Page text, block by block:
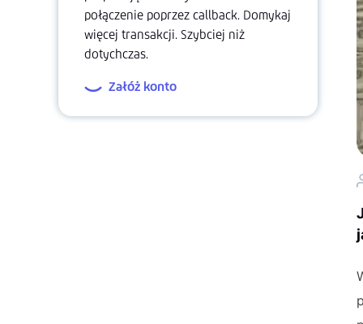
połączenie poprzez callback. Domykaj
więcej transakcji. Szybciej niż
dotychczas.
Załóż konto